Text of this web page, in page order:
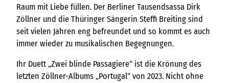
Raum mit Liebe füllen. Der Berliner Tausendsassa Dirk
Zöllner und die Thüringer Sängerin Steffi Breiting sind
seit vielen Jahren eng befreundet und so kommt es auch
immer wieder zu musikalischen Begegnungen.
Ihr Duett „Zwei blinde Passagiere“ ist die Krönung des
letzten Zöllner-Albums „Portugal“ von 2023. Nicht ohne